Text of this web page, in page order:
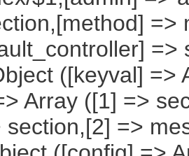
([keyval] =>
Array ([1] =>
=>